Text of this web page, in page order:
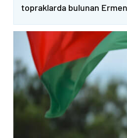
topraklarda bulunan